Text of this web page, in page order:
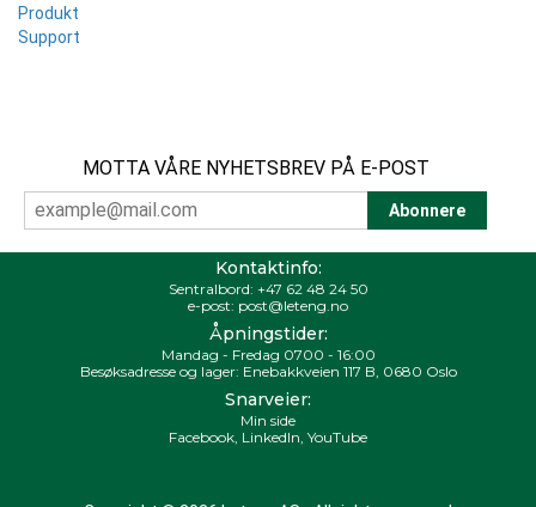
Produkt
Support
MOTTA VÅRE NYHETSBREV PÅ E-POST
Kontaktinfo:
Sentralbord: +47 62 48 24 50
e-post: post@leteng.no
Åpningstider:
Mandag - Fredag 0700 - 16:00
Besøksadresse og lager: Enebakkveien 117 B, 0680 Oslo
Snarveier:
Min side
Facebook LinkedIn YouTube